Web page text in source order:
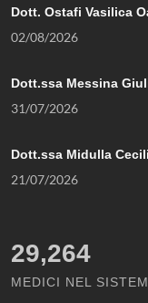
Dott. Ostafi Vasilica
02/08/2026
Dott.ssa Messina
31/07/2026
Dott.ssa Midulla
21/07/2026
29,264
MEDICI NEL